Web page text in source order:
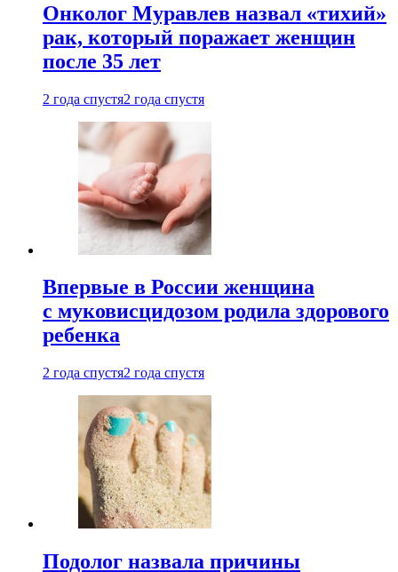
Онколог Муравлев назвал «тихий»
рак, который поражает женщин
после 35 лет
2 года спустя2 года спустя
Впервые в России женщина
с муковисцидозом родила здорового
ребенка
2 года спустя2 года спустя
Подолог назвала причины